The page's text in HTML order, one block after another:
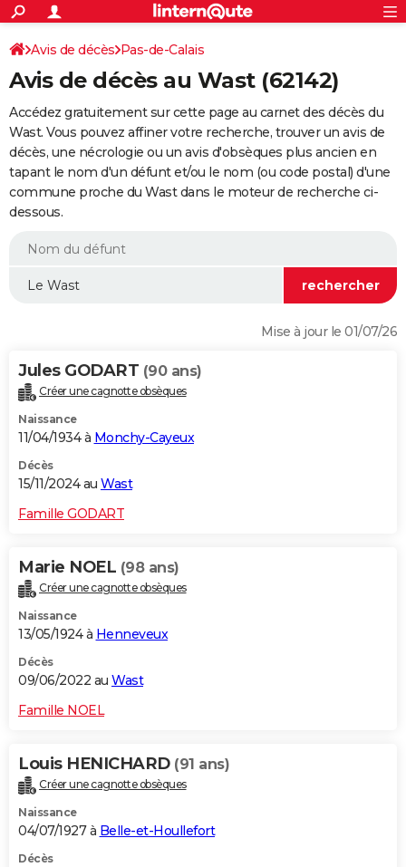
ACTUALITÉS
Politique
Société
Faits Divers
Education
Monde
Villes
+
SPORT
Coupe du monde 2026
Football
Tennis
Cyclisme
Rugby
Forum
Programme TV
TNT
Streaming
Cinéma
Sorties cinéma
Musique
+
FINANCE
Retraite
Epargne
Immobilier
Risques naturels par ville
Assurance
AUTO
Essais
Réserver un essai
Citadines
Berlines
SUV
Forum auto
+
HIGH-TECH
BRICOLAGE
WEEK-END
Alimentation
Guide de la santé
Maladies
Médicaments
Sommeil
VOYAGE
Destinations
City break
Voyage nature
Voyage de noces
Forum
Climat
+PHOTO
GUIDES D'ACHAT
Carte de Noël
Carte Bonne année
Carte Saint-Valentin
Carte Pâques
Carte d'anniversaire
DICTIONNAIRE
Dictionnaire
Biographies
Citations
Expressions
Proverbes
PROGRAMME TV
S'inscrire
Se connecter
Lycées
Collèges
Primaires
Universités
Entreprises
Service militaire
Avis de recherche
AVIS DE DÉCÈS
FORUM
Bricolage
Lifestyle
Culture
Television
Voyage
S'inscrire
Connexion
Avis de décès Pas-de-Calais
Avis de décès au Wast (62142)
Accédez gratuitement sur cette page au carnet des décès du
Wast. Vous pouvez affiner votre recherche, trouver un avis de
décès, une nécrologie ou un avis d'obsèques plus ancien en
tapant le nom d'un défunt et/ou le nom (ou code postal) d'une
commune proche du Wast dans le moteur de recherche ci-
dessous.
Mise à jour le 01/07/26
Jules GODART (90 ans)
Créer une cagnotte obsèques
Naissance
11/04/1934 à Monchy-Cayeux
Décès
15/11/2024 au Wast
Famille GODART
Marie NOEL (98 ans)
Créer une cagnotte obsèques
Naissance
13/05/1924 à Henneveux
Décès
09/06/2022 au Wast
Famille NOEL
Louis HENICHARD (91 ans)
Créer une cagnotte obsèques
Naissance
04/07/1927 à Belle-et-Houllefort
Décès